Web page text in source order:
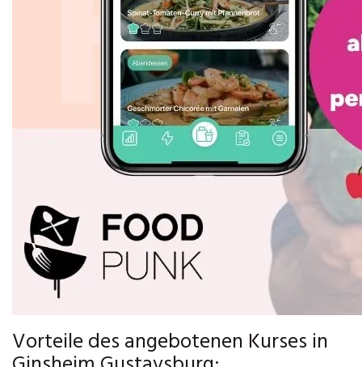
Vorteile des angebotenen Kurses in